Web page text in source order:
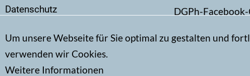
Datenschutz
DGPh-
Um unsere Webseite für Sie optimal zu gestalten und
verwenden wir Cookies.
Weitere Informationen